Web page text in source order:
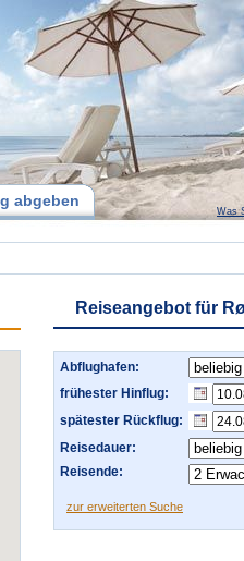
abgeben
Was
Reiseangebot für
Abflughafen:
frühester Hinflug:
spätester Rückflug:
Reisedauer:
Reisende:
zur erweiterten Suche